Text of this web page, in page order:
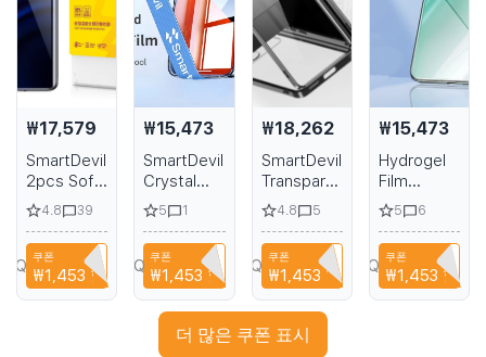
₩17,579
SmartDevil
2pcs Soft
Hydrogel
Film for
OnePlus
13 12 11 10
Pro 9 8 7T
Screen
4.8 39
쿠폰
₩1,453 할인
₩15,473
SmartDevil
Crystal
Dust-
proof
Tempered
Glass for
iPhone 14
13 12 Pro
Max HD
Full Cover
5 1
쿠폰
₩1,453 할인
CYPQ3XAVLEH8
₩18,262
SmartDevil
Transparent
Phone
Case for
Redmi K70
Pro K70
Anti-Fall
Clear Soft
Silicone
Shockproof
4.8 5
쿠폰
₩1,453 할인
CYPQ3XAVLEH8
₩15,473
Hydrogel
Film
SmartDevil
for Xiaomi
14 Pro Mi
14 full
screen
coverage
5 6
쿠폰
₩1,453 할인
CYPQ3XAVLEH8
더 많은 쿠폰 표시